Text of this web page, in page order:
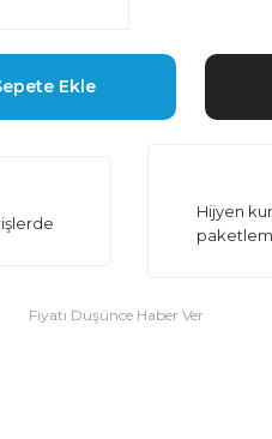
Ekle
Hijyen
Fiyatı Düşünce Haber Ver